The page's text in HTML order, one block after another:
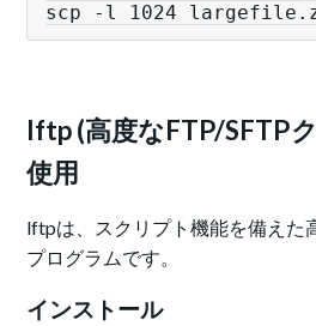
scp -l 1024
lftp (高度なFTP/SFTP
使用
lftpは、スクリプト機能を備えた
プログラムです。
インストール